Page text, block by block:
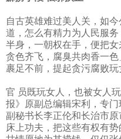
自古英雄难过美人关，如
道，怎么有精力为人民服
半身，一朝权在手，便把
贪色齐飞，腐臭共肉香一
裹足不前，提起贪污腐败玩
官 员既玩女人，也被女人
报》原副总编辑宋利，专
副秘书长李正伦和长治市
床上功夫，把这些有权有